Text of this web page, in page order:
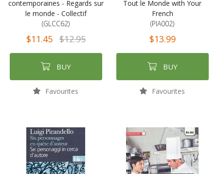
contemporaines - Regards sur
le monde - Collectif
(GLCC62)
$11.45 $12.95
BUY
Favourites
Tout le Monde with Your
French
(PIA002)
$13.99
BUY
Favourites